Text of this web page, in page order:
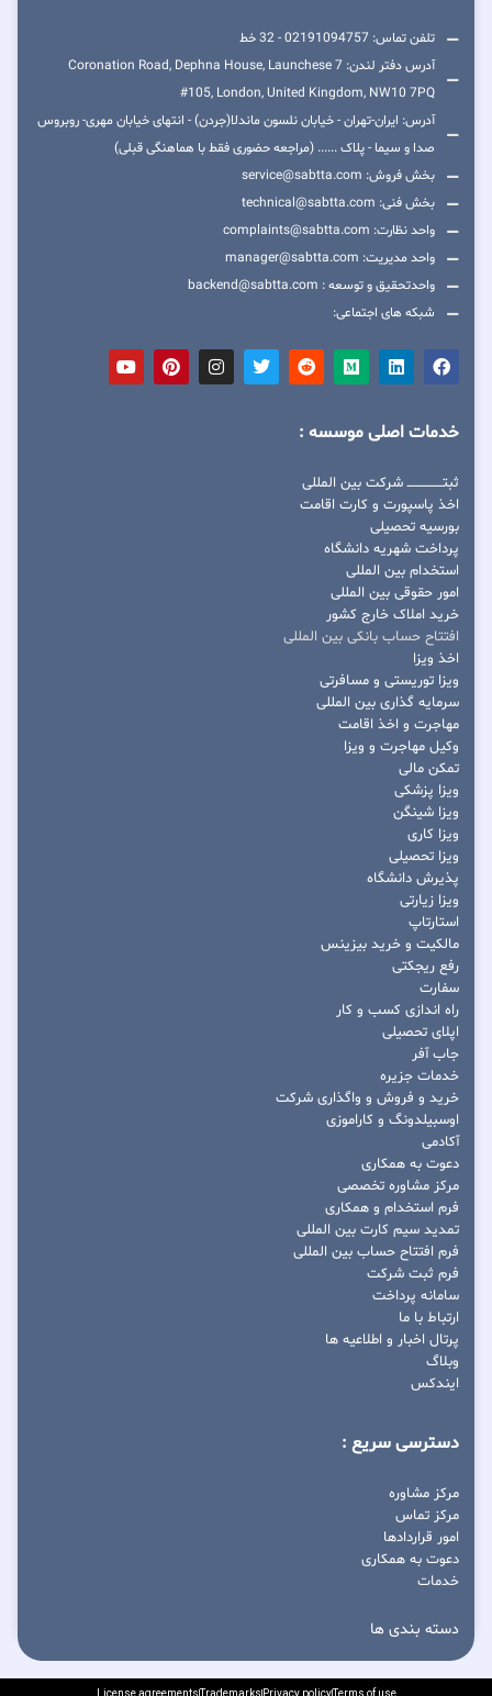
تلفن تماس: 02191094757 - 32 خط
آدرس دفتر لندن: 7 Coronation Road, Dephna House, Launchese
#105, London, United Kingdom, NW10 7PQ
آدرس: ایران-تهران - خیابان نلسون ماندلا(جردن) - انتهای خیابان مهری- روبروس
صدا و سیما - پلاک ...... (مراجعه حضوری فقط با هماهنگی قبلی)
بخش فروش: service@sabtta.com
بخش فنی: technical@sabtta.com
واحد نظارت: complaints@sabtta.com
واحد مدیریت: manager@sabtta.com
واحدتحقیق و توسعه : backend@sabtta.com
شبکه های اجتماعی:
خدمات اصلی موسسه :
ثبتــــــــــــــــ شرکت بین المللی
اخذ پاسپورت و کارت اقامت
بورسیه تحصیلی
پرداخت شهریه دانشگاه
استخدام بین المللی
امور حقوقی بین المللی
خرید املاک خارج کشور
افتتاح حساب بانکی بین المللی
اخذ ویزا
ویزا توریستی و مسافرتی
سرمایه گذاری بین المللی
مهاجرت و اخذ اقامت
وکیل مهاجرت و ویزا
تمکن مالی
ویزا پزشکی
ویزا شینگن
ویزا کاری
ویزا تحصیلی
پذیرش دانشگاه
ویزا زیارتی
استارتاپ
مالکیت و خرید بیزینس
رفع ریجکتی
سفارت
راه اندازی کسب و کار
اپلای تحصیلی
جاب آفر
خدمات جزیره
خرید و فروش و واگذاری شرکت
اوسبیلدونگ و کاراموزی
آکادمی
دعوت به همکاری
مرکز مشاوره تخصصی
فرم استخدام و همکاری
تمدید سیم کارت بین المللی
فرم افتتاح حساب بین المللی
فرم ثبت شرکت
سامانه پرداخت
ارتباط با ما
پرتال اخبار و اطلاعیه ها
وبلاگ
ایندکس
دسترسی سریع :
مرکز مشاوره
مرکز تماس
امور قراردادها
دعوت به همکاری
خدمات
دسته بندی ها
Terms of use
Privacy policy
Trademarks
License agreements